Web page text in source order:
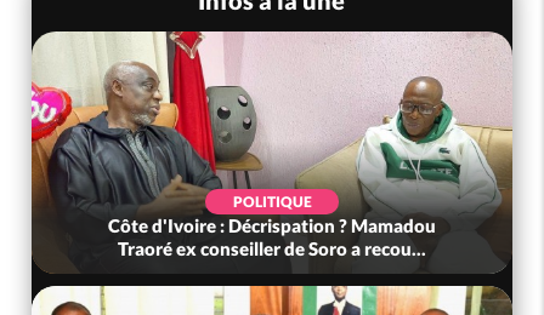
? Mamadou
de Soro a recou...
POLITIQUE
Côte d'Ivoire : Violences
(Mé) ayant fait 03